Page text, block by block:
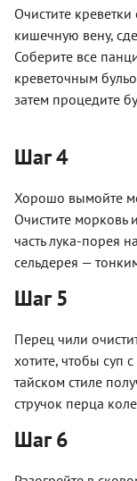
Очистите
кишечную вену,
Соберите все
креветочным
затем процедите
Шаг 4
Хорошо вымойте
Очистите морковь
часть лука-порея
сельдерея —
Шаг 5
Перец чили
хотите, чтобы суп
тайском стиле
стручок перца
Шаг 6